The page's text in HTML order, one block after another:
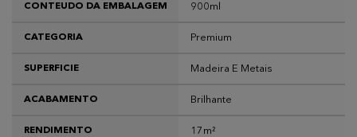
CONTEUDO DA EMBALAGEM 900ml
CATEGORIA Premium
SUPERFICIE Madeira E Metais
ACABAMENTO Brilhante
RENDIMENTO 17m²